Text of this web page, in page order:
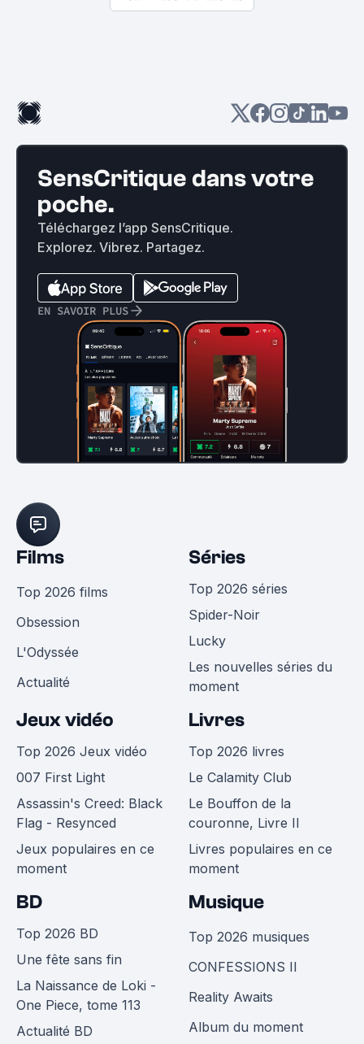
SensCritique dans votre
poche.
Téléchargez l’app SensCritique.
Explorez. Vibrez. Partagez.
EN SAVOIR PLUS
Films
Top 2026 films
Obsession
L'Odyssée
Actualité
Séries
Top 2026 séries
Spider-Noir
Lucky
Les nouvelles séries du
moment
Jeux vidéo
Top 2026 Jeux vidéo
007 First Light
Assassin's Creed: Black
Flag - Resynced
Jeux populaires en ce
moment
Livres
Top 2026 livres
Le Calamity Club
Le Bouffon de la
couronne, Livre II
Livres populaires en ce
moment
BD
Top 2026 BD
Une fête sans fin
La Naissance de Loki -
One Piece, tome 113
Actualité BD
Musique
Top 2026 musiques
CONFESSIONS II
Reality Awaits
Album du moment